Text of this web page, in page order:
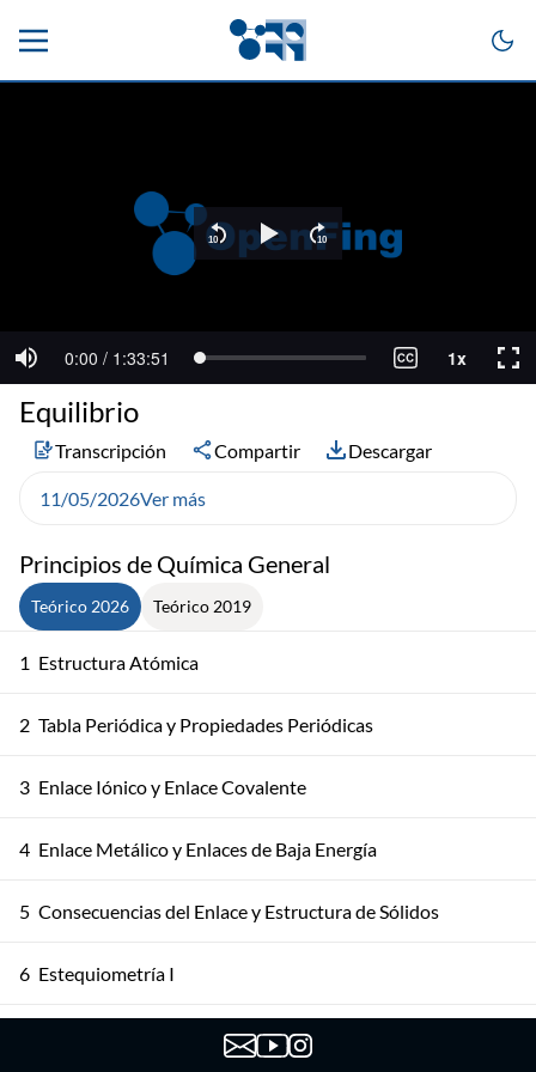
Principios de Química General
Teórico 2026 Teórico 2019
1 Estructura Atómica
2 Tabla Periódica y Propiedades Periódicas
3 Enlace Iónico y Enlace Covalente
4 Enlace Metálico y Enlaces de Baja Energía
5 Consecuencias del Enlace y Estructura de Sólidos
6 Estequiometría I
Estequiometría II: Soluciones
Equilibrio
Transcripción Compartir Descargar
11/05/2026Ver más